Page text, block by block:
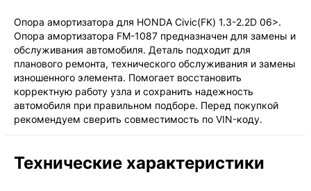
1-3 дня, от 385 ₽
Опора амортизатора для HONDA Civic(FK) 1.3-2.2D 06>.
Опора амортизатора FM-1087 предназначен для замены и
обслуживания автомобиля. Деталь подходит для
планового ремонта, технического обслуживания и замены
изношенного элемента. Помогает восстановить
корректную работу узла и сохранить надежность
автомобиля при правильном подборе. Перед покупкой
рекомендуем сверить совместимость по VIN-коду.
Технические характеристики